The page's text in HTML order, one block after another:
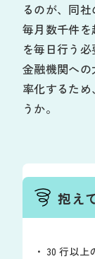
るのが、同
毎月数千件
を毎日行う
金融機関へ
率化するた
うか。
抱え
30 行以上